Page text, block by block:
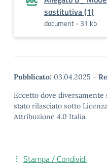
sostitutiva (1)
document - 31 kb
Pubblicato: 03.04.2025 -
Eccetto dove
stato rilasciato sotto
Attribuzione 4.0 Italia.
Stampa / Condividi